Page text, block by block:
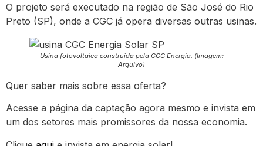
O projeto será executado na região de São José do Rio
Preto (SP), onde a CGC já opera diversas outras usinas.
Usina fotovoltaica construída pela CGC Energia. (Imagem:
Arquivo)
Quer saber mais sobre essa oferta?
Acesse a página da captação agora mesmo e invista em
um dos setores mais promissores da nossa economia.